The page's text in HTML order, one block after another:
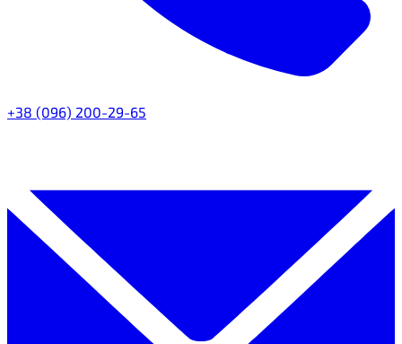
+38 (096) 200-29-65